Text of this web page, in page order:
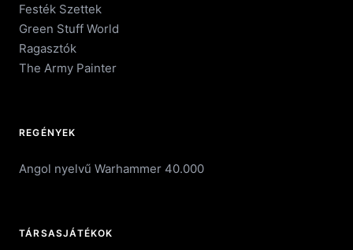
Festék Szettek
Green Stuff World
Ragasztók
The Army Painter
REGÉNYEK
Angol nyelvű Warhammer 40.000
TÁRSASJÁTÉKOK